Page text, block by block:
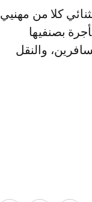
كلا من مهنيي
بصنفيها
والنقل